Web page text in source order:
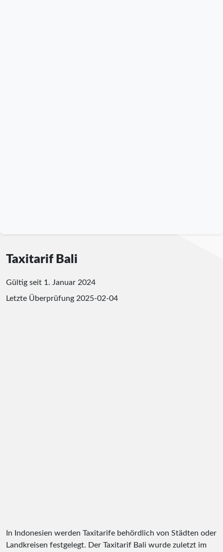
Taxitarif Bali
Gültig seit 1. Januar 2024
Letzte Überprüfung 2025-02-04
In Indonesien werden Taxitarife behördlich von Städten oder
Landkreisen festgelegt. Der Taxitarif Bali wurde zuletzt im